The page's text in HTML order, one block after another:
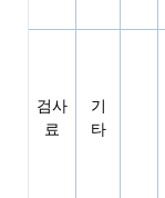
검사
료
기
타